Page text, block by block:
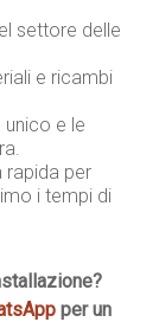
settore delle
e ricambi
unico e le
rapida per
i tempi di
per un